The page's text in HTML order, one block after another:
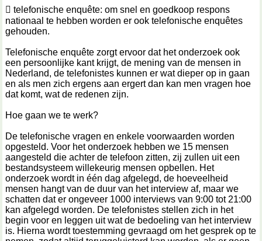
 telefonische enquête: om snel en goedkoop respons
nationaal te hebben worden er ook telefonische enquêtes
gehouden.
Telefonische enquête zorgt ervoor dat het onderzoek ook
een persoonlijke kant krijgt, de mening van de mensen in
Nederland, de telefonistes kunnen er wat dieper op in gaan
en als men zich ergens aan ergert dan kan men vragen hoe
dat komt, wat de redenen zijn.
Hoe gaan we te werk?
De telefonische vragen en enkele voorwaarden worden
opgesteld. Voor het onderzoek hebben we 15 mensen
aangesteld die achter de telefoon zitten, zij zullen uit een
bestandsysteem willekeurig mensen opbellen. Het
onderzoek wordt in één dag afgelegd, de hoeveelheid
mensen hangt van de duur van het interview af, maar we
schatten dat er ongeveer 1000 interviews van 9:00 tot 21:00
kan afgelegd worden. De telefonistes stellen zich in het
begin voor en leggen uit wat de bedoeling van het interview
is. Hierna wordt toestemming gevraagd om het gesprek op te